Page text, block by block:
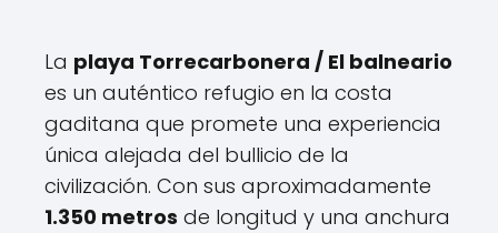
La playa Torrecarbonera / El balneario
es un auténtico refugio en la costa
gaditana que promete una experiencia
única alejada del bullicio de la
civilización. Con sus aproximadamente
1.350 metros de longitud y una anchura